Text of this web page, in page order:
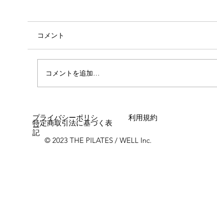
コメント
コメントを追加…
© 2023 THE PILATES / WELL Inc.
プライバシーポリシ
ー
利用規約
特定商取引法に基づく表
記